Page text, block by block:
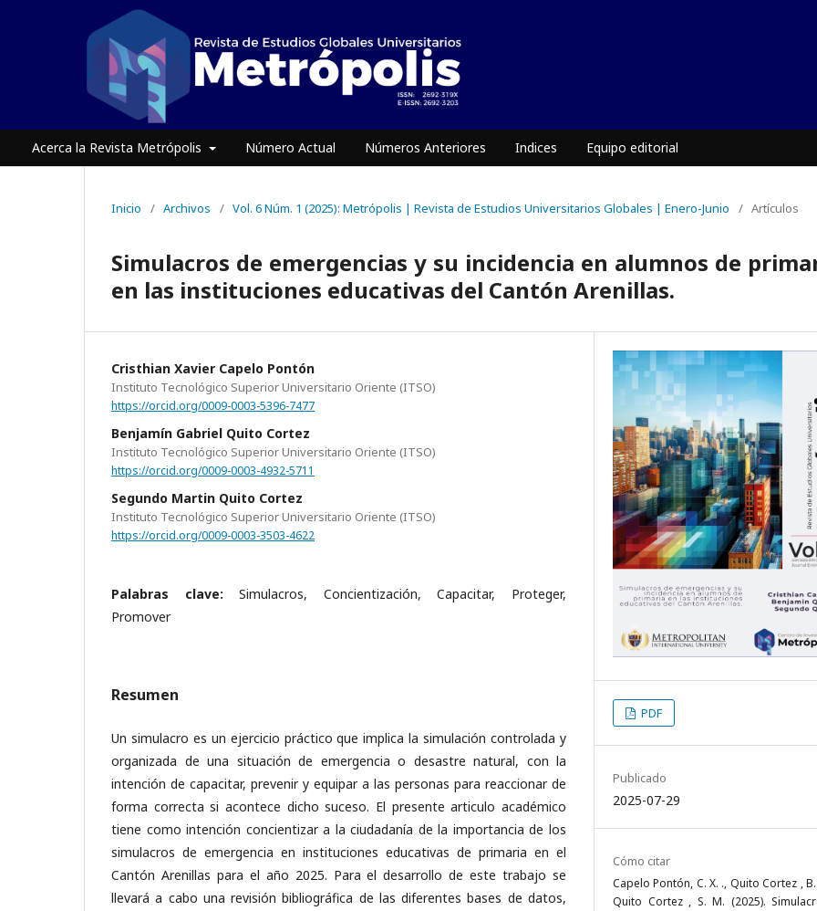
Acerca la Revista Metrópolis Número Actual Números Anteriores Indices Equipo editorial
Inicio / Archivos / Vol. 6 Núm. 1 (2025): Metrópolis | Revista de Estudios Universitarios Globales | Enero-Junio / Artículos
Simulacros de emergencias y su incidencia en alumnos de
en las instituciones educativas del Cantón Arenillas.
Cristhian Xavier Capelo Pontón
Instituto Tecnológico Superior Universitario Oriente (ITSO)
https://orcid.org/0009-0003-5396-7477
Benjamín Gabriel Quito Cortez
Instituto Tecnológico Superior Universitario Oriente (ITSO)
https://orcid.org/0009-0003-4932-5711
Segundo Martin Quito Cortez
Instituto Tecnológico Superior Universitario Oriente (ITSO)
https://orcid.org/0009-0003-3503-4622
Palabras clave:Simulacros, Concientización, Capacitar, Proteger,
Promover
Resumen
Un simulacro es un ejercicio práctico que implica la simulación controlada y
organizada de una situación de emergencia o desastre natural, con la
intención de capacitar, prevenir y equipar a las personas para reaccionar de
forma correcta si acontece dicho suceso. El presente articulo académico
tiene como intención concientizar a la ciudadanía de la importancia de los
simulacros de emergencia en instituciones educativas de primaria en el
Cantón Arenillas para el año 2025. Para el desarrollo de este trabajo se
llevará a cabo una revisión bibliográfica de las diferentes bases de datos,
PDF
Publicado
2025-07-29
Cómo citar
Capelo Pontón, C. X. ., Quito Cortez ,
Quito Cortez , S. M. (2025).